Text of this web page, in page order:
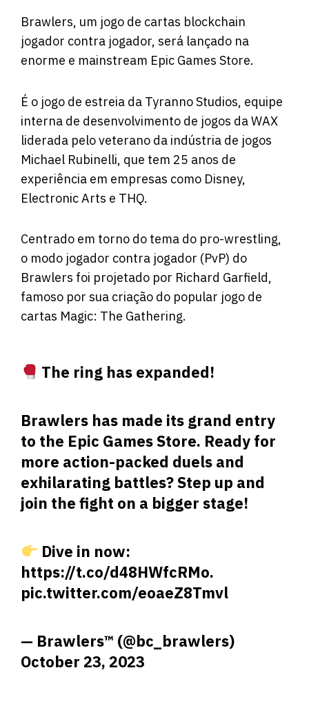
Brawlers, um jogo de cartas blockchain
jogador contra jogador, será lançado na
enorme e mainstream Epic Games Store.
É o jogo de estreia da Tyranno Studios, equipe
interna de desenvolvimento de jogos da WAX
liderada pelo veterano da indústria de jogos
Michael Rubinelli, que tem 25 anos de
experiência em empresas como Disney,
Electronic Arts e THQ.
Centrado em torno do tema do pro-wrestling,
o modo jogador contra jogador (PvP) do
Brawlers foi projetado por Richard Garfield,
famoso por sua criação do popular jogo de
cartas Magic: The Gathering.
The ring has expanded!
Brawlers has made its grand entry
to the Epic Games Store. Ready for
more action-packed duels and
exhilarating battles? Step up and
join the fight on a bigger stage!
Dive in now:
https://t.co/d48HWfcRMo.
pic.twitter.com/eoaeZ8Tmvl
— Brawlers™ (@bc_brawlers)
October 23, 2023